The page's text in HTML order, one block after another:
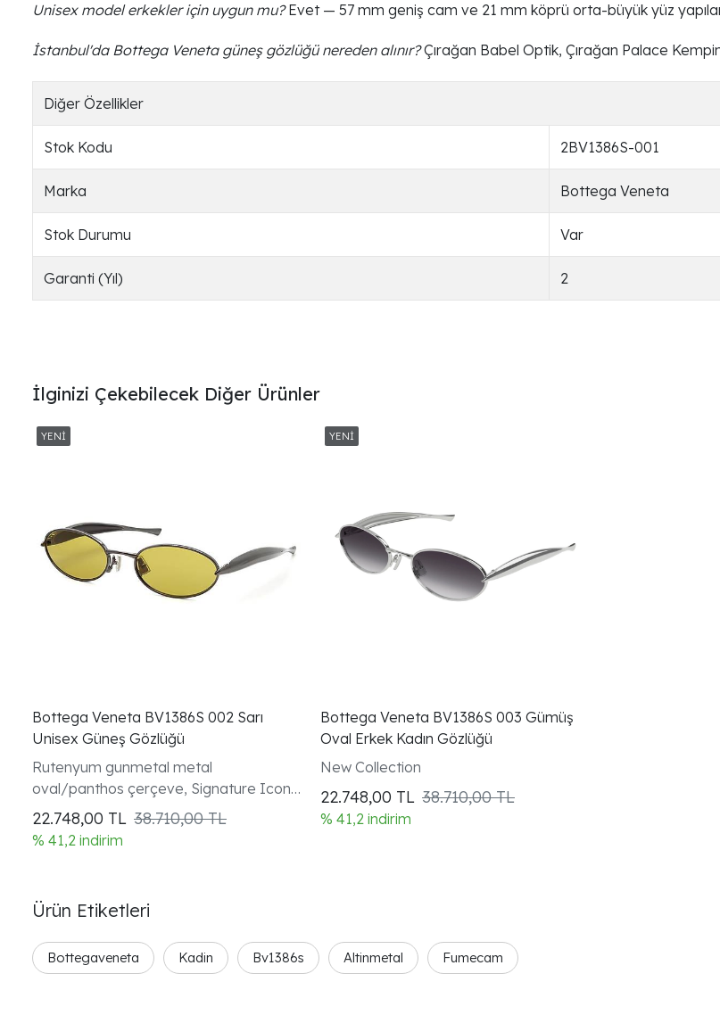
Unisex model erkekler için uygun mu?Evet — 57 mm geniş cam ve 21 mm köprü orta-büyük yüz
İstanbul'da Bottega Veneta güneş gözlüğü nereden alınır?Çırağan Babel Optik, Çırağan Palace
Diğer Özellikler
Stok Kodu 2BV1386S-001
Marka Bottega Veneta
Stok Durumu Var
Garanti (Yıl) 2
İlginizi Çekebilecek Diğer Ürünler
Bottega Veneta BV1386S 002 Sarı
Unisex Güneş Gözlüğü
Rutenyum gunmetal metal
oval/panthos çerçeve, Signature Icons
koleksiyonu, Sarı Lens
22.748,00 TL 38.710,00 TL
% 41,2 indirim
Bottega Veneta BV1386S 003 Gümüş
Oval Erkek Kadın Gözlüğü
New Collection
22.748,00 TL 38.710,00 TL
% 41,2 indirim
Ürün Etiketleri
Bottegaveneta Kadin Bv1386s Altinmetal Fumecam